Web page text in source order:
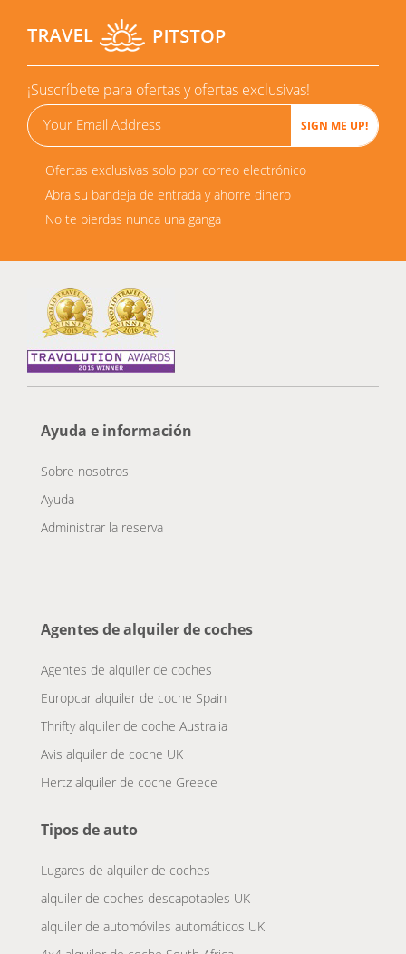
¡Suscríbete para ofertas y ofertas exclusivas!
Ofertas exclusivas solo por correo electrónico
Abra su bandeja de entrada y ahorre dinero
No te pierdas nunca una ganga
Ayuda e información
Sobre nosotros
Ayuda
Administrar la reserva
Agentes de alquiler de coches
Agentes de alquiler de coches
Europcar alquiler de coche Spain
Thrifty alquiler de coche Australia
Avis alquiler de coche UK
Hertz alquiler de coche Greece
Tipos de auto
Lugares de alquiler de coches
alquiler de coches descapotables UK
alquiler de automóviles automáticos UK